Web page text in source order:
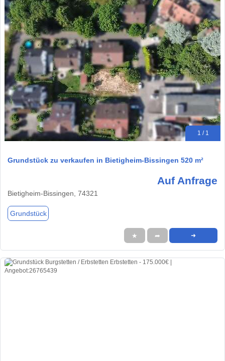
1 / 1
Grundstück zu verkaufen in Bietigheim-Bissingen 520 m²
Auf Anfrage
Bietigheim-Bissingen, 74321
Grundstück
★ ➦ ➜